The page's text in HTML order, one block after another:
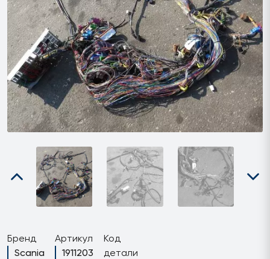
Бренд
Scania
Артикул
1911203
Код
детали